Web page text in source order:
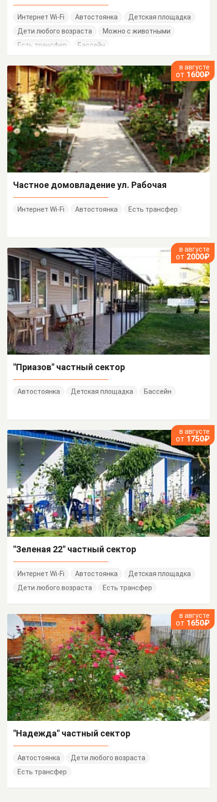
Интернет Wi-Fi Автостоянка
Детская площадка
Дети любого возраста
Можно с животными
Есть трансфер
Бассейн
в августе
от 1600₽
Частное домовладение ул. Рабочая
Интернет Wi-Fi Автостоянка Есть трансфер
в августе
от 2000₽
"Приазов" частный сектор
Автостоянка Детская площадка Бассейн
в августе
от 1750₽
"Зеленая 22" частный сектор
Интернет Wi-Fi Автостоянка
Детская площадка
Дети любого возраста
Есть трансфер
в августе
от 1650₽
"Надежда" частный сектор
Автостоянка
Дети любого возраста
Есть трансфер